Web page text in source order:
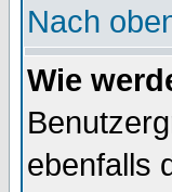
Nach
Wie
ebenfalls